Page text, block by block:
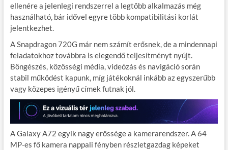
ellenére a jelenlegi rendszerrel a legtöbb alkalmazás még
használható, bár idővel egyre több kompatibilitási korlát
jelentkezhet.
A Snapdragon 720G már nem számít erősnek, de a mindennapi
feladatokhoz továbbra is elegendő teljesítményt nyújt.
Böngészés, közösségi média, videózás és navigáció során
stabil működést kapunk, míg játékoknál inkább az egyszerűbb
vagy közepes igényű címek futnak jól.
A Galaxy A72 egyik nagy erőssége a kamerarendszer. A 64
MP-es fő kamera nappali fényben részletgazdag képeket